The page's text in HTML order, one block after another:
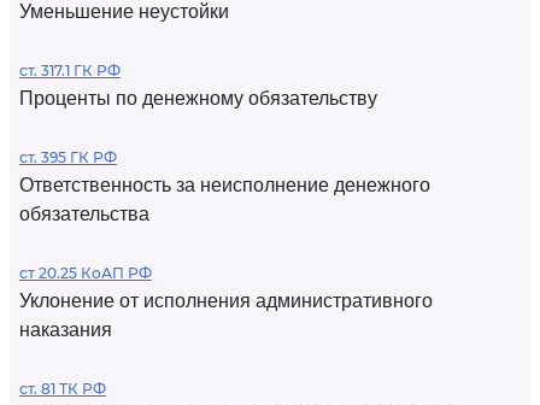
Уменьшение неустойки
ст. 317.1 ГК РФ
Проценты по денежному обязательству
ст. 395 ГК РФ
Ответственность за неисполнение денежного
обязательства
ст 20.25 КоАП РФ
Уклонение от исполнения административного
наказания
ст. 81 ТК РФ